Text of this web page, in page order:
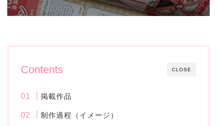
CLOSE
Contents
掲載作品
制作過程（イメージ）